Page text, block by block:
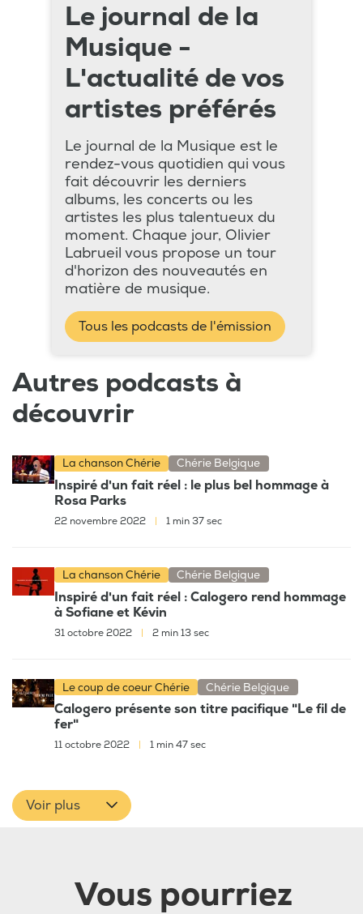
Le journal de la
Musique -
L'actualité de vos
artistes préférés
Le journal de la Musique est le
rendez-vous quotidien qui vous
fait découvrir les derniers
albums, les concerts ou les
artistes les plus talentueux du
moment. Chaque jour, Olivier
Labrueil vous propose un tour
d'horizon des nouveautés en
matière de musique.
Tous les podcasts de l'émission
Autres podcasts à
découvrir
La chanson Chérie Chérie Belgique
Inspiré d'un fait réel : le plus bel hommage à
Rosa Parks
22 novembre 2022 1 min 37 sec
La chanson Chérie Chérie Belgique
Inspiré d'un fait réel : Calogero rend hommage
à Sofiane et Kévin
31 octobre 2022 2 min 13 sec
Le coup de coeur Chérie Chérie Belgique
Calogero présente son titre pacifique "Le fil de
fer"
11 octobre 2022 | 1 min 47 sec
Voir plus
Vous pourriez